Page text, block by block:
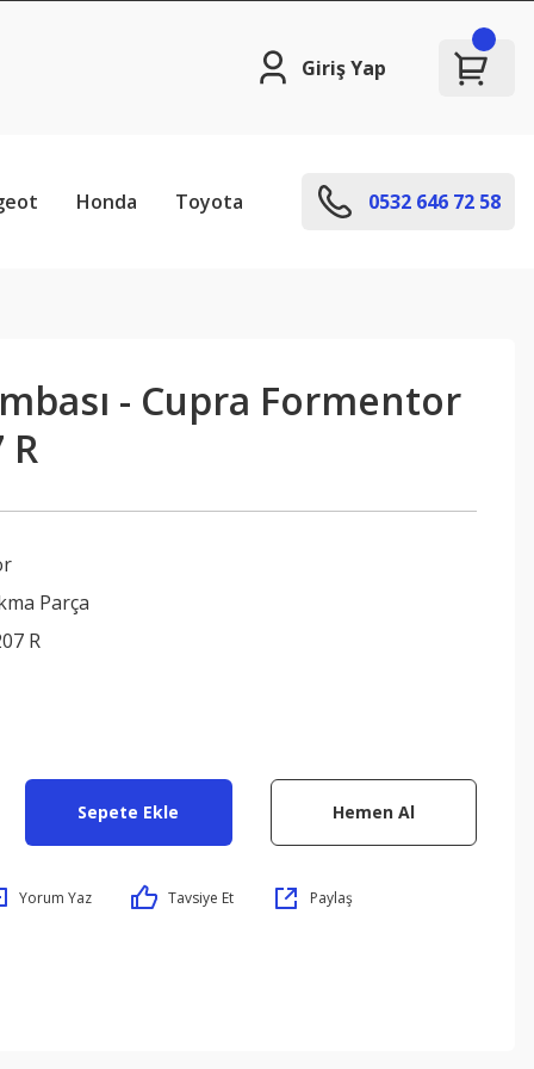
Giriş Yap
Honda Toyota 0532 646 72 58
- Cupra Formentor
R
Parça
R
Sepete Ekle Hemen Al
Yorum Yaz Tavsiye Et Paylaş